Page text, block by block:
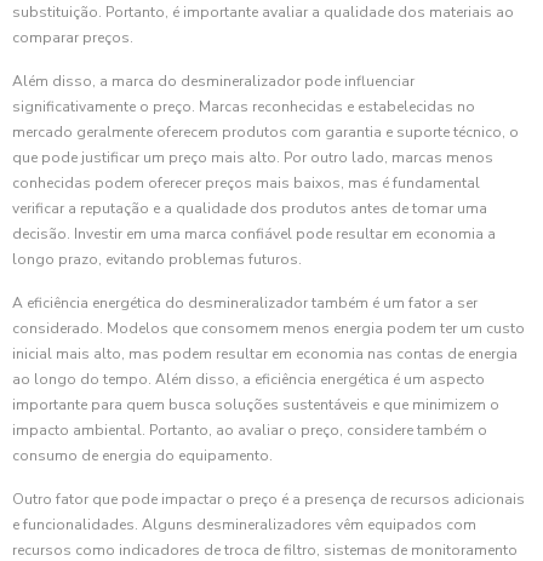
substituição. Portanto, é importante avaliar a qualidade dos materiais ao
comparar preços.
Além disso, a marca do desmineralizador pode influenciar
significativamente o preço. Marcas reconhecidas e estabelecidas no
mercado geralmente oferecem produtos com garantia e suporte técnico, o
que pode justificar um preço mais alto. Por outro lado, marcas menos
conhecidas podem oferecer preços mais baixos, mas é fundamental
verificar a reputação e a qualidade dos produtos antes de tomar uma
decisão. Investir em uma marca confiável pode resultar em economia a
longo prazo, evitando problemas futuros.
A eficiência energética do desmineralizador também é um fator a ser
considerado. Modelos que consomem menos energia podem ter um custo
inicial mais alto, mas podem resultar em economia nas contas de energia
ao longo do tempo. Além disso, a eficiência energética é um aspecto
importante para quem busca soluções sustentáveis e que minimizem o
impacto ambiental. Portanto, ao avaliar o preço, considere também o
consumo de energia do equipamento.
Outro fator que pode impactar o preço é a presença de recursos adicionais
e funcionalidades. Alguns desmineralizadores vêm equipados com
recursos como indicadores de troca de filtro, sistemas de monitoramento